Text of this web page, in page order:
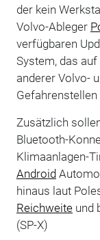
der kein
Volvo-Ableger
verfügbaren
System, das
anderer Volvo-
Zusätzlich
Bluetooth-
Klimaanlagen-
Android
hinaus laut
Reichweiteund
(SP-X)